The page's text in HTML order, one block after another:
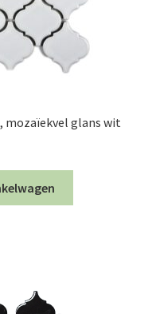
mozaïekvel glans wit